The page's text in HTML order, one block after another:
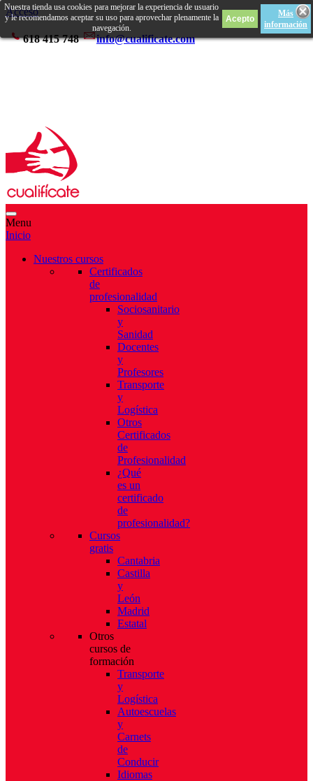
Acceso
618 415 748 info@cualificate.com
Nuestra tienda usa cookies para mejorar la experiencia de usuario
y le recomendamos aceptar su uso para aprovechar plenamente la
navegación.
Más
información
Menu
Inicio
Nuestros cursos
Certificados
de
profesionalidad
Sociosanitario
y
Sanidad
Docentes
y
Profesores
Transporte
y
Logística
Otros
Certificados
de
Profesionalidad
¿Qué
es un
certificado
de
profesionalidad?
Cursos
gratis
Cantabria
Castilla
y
León
Madrid
Estatal
Otros
cursos de
formación
Transporte
y
Logística
Autoescuelas
y
Carnets
de
Conducir
Idiomas